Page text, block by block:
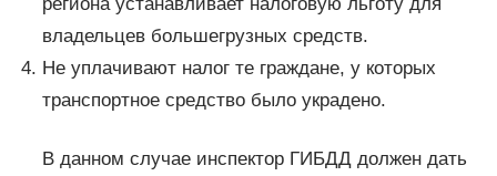
владельцев большегрузных средств.
Не уплачивают налог те граждане, у которых
транспортное средство было украдено.
В данном случае инспектор ГИБДД должен дать